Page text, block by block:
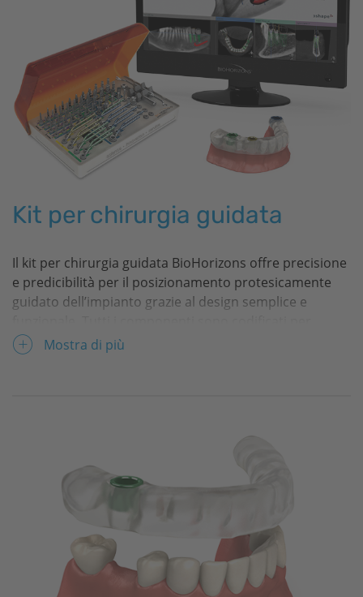
Kit per chirurgia guidata
Il kit per chirurgia guidata BioHorizons offre precisione
e predicibilità per il posizionamento protesicamente
guidato dell’impianto grazie al design semplice e
colore, ovviando alle difficoltà riscontrabili con altri
sistemi, e offrono ai nostri clienti la possibilità di un
Per saperne di più
Mostra di più